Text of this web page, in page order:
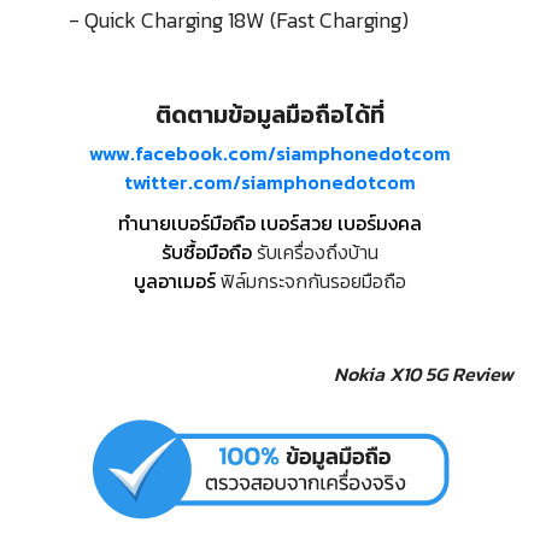
- Quick Charging 18W (Fast Charging)
ติดตามข้อมูลมือถือได้ที่
www.facebook.com/siamphonedotcom
twitter.com/siamphonedotcom
ทำนายเบอร์มือถือ เบอร์สวย เบอร์มงคล
รับซื้อมือถือรับเครื่องถึงบ้าน
บูลอาเมอร์ฟิล์มกระจกกันรอยมือถือ
Nokia X10 5G Review